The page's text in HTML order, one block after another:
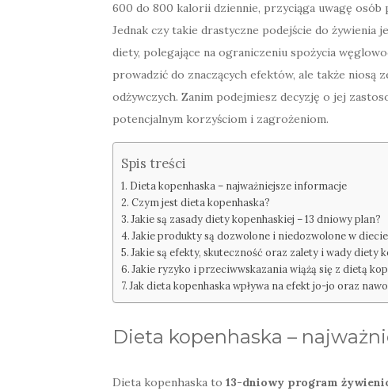
600 do 800 kalorii dziennie, przyciąga uwagę osób
Jednak czy takie drastyczne podejście do żywienia
diety, polegające na ograniczeniu spożycia
prowadzić do znaczących efektów, ale także niosą
odżywczych. Zanim podejmiesz decyzję o jej
potencjalnym korzyściom i zagrożeniom.
Spis treści
Dieta kopenhaska – najważniejsze informacje
Czym jest dieta kopenhaska?
Jakie są zasady diety kopenhaskiej – 13 dniowy plan?
Jakie produkty są dozwolone i niedozwolone w
Jakie są efekty, skuteczność oraz zalety i wady diety
Jakie ryzyko i przeciwwskazania wiążą się z dietą
Jak dieta kopenhaska wpływa na efekt jo-jo oraz
Dieta kopenhaska –
Dieta kopenhaska to 13-dniowy program